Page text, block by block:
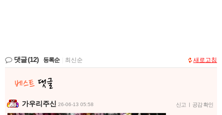
댓글(12) 등록순 최신순 새로고침
가우리주신 26-06-13 05:58 신고 | 공감 확인